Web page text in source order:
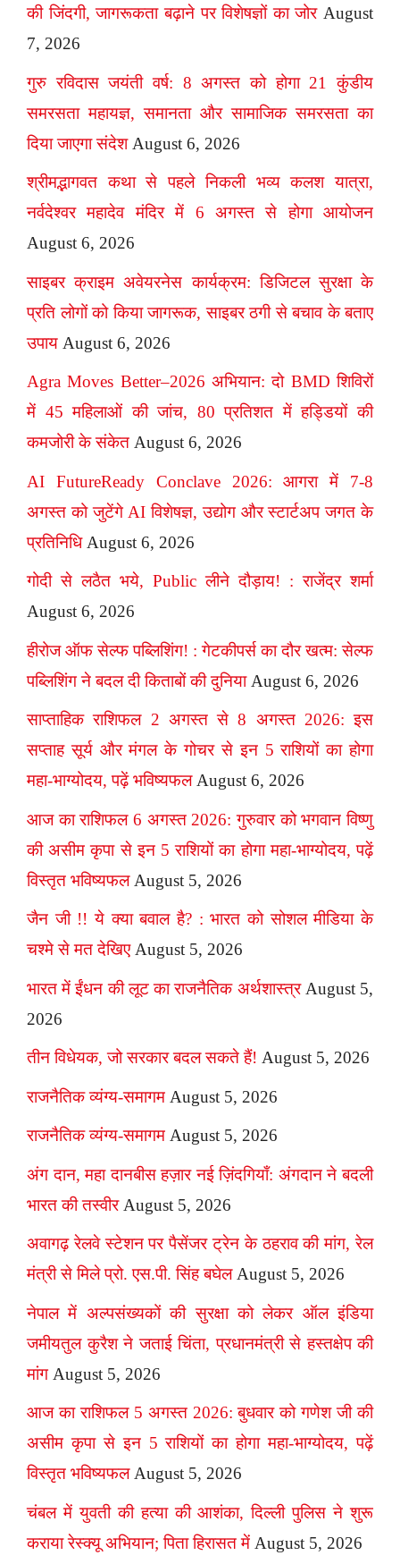
की जिंदगी, जागरूकता बढ़ाने पर विशेषज्ञों का जोर August
7, 2026
गुरु रविदास जयंती वर्ष: 8 अगस्त को होगा 21 कुंडीय
समरसता महायज्ञ, समानता और सामाजिक समरसता का
दिया जाएगा संदेश August 6, 2026
श्रीमद्भागवत कथा से पहले निकली भव्य कलश यात्रा,
नर्वदेश्वर महादेव मंदिर में 6 अगस्त से होगा आयोजन
August 6, 2026
साइबर क्राइम अवेयरनेस कार्यक्रम: डिजिटल सुरक्षा के
प्रति लोगों को किया जागरूक, साइबर ठगी से बचाव के बताए
उपाय August 6, 2026
Agra Moves Better–2026 अभियान: दो BMD शिविरों
में 45 महिलाओं की जांच, 80 प्रतिशत में हड्डियों की
कमजोरी के संकेत August 6, 2026
AI FutureReady Conclave 2026: आगरा में 7-8
अगस्त को जुटेंगे AI विशेषज्ञ, उद्योग और स्टार्टअप जगत के
प्रतिनिधि August 6, 2026
गोदी से लठैत भये, Public लीने दौड़ाय! : राजेंद्र शर्मा
August 6, 2026
हीरोज ऑफ सेल्फ पब्लिशिंग! : गेटकीपर्स का दौर खत्म: सेल्फ
पब्लिशिंग ने बदल दी किताबों की दुनिया August 6, 2026
साप्ताहिक राशिफल 2 अगस्त से 8 अगस्त 2026: इस
सप्ताह सूर्य और मंगल के गोचर से इन 5 राशियों का होगा
महा-भाग्योदय, पढ़ें भविष्यफल August 6, 2026
आज का राशिफल 6 अगस्त 2026: गुरुवार को भगवान विष्णु
की असीम कृपा से इन 5 राशियों का होगा महा-भाग्योदय, पढ़ें
विस्तृत भविष्यफल August 5, 2026
जैन जी !! ये क्या बवाल है? : भारत को सोशल मीडिया के
चश्मे से मत देखिए August 5, 2026
भारत में ईंधन की लूट का राजनैतिक अर्थशास्त्र August 5,
2026
तीन विधेयक, जो सरकार बदल सकते हैं! August 5, 2026
राजनैतिक व्यंग्य-समागम August 5, 2026
राजनैतिक व्यंग्य-समागम August 5, 2026
अंग दान, महा दानबीस हज़ार नई ज़िंदगियाँ: अंगदान ने बदली
भारत की तस्वीर August 5, 2026
अवागढ़ रेलवे स्टेशन पर पैसेंजर ट्रेन के ठहराव की मांग, रेल
मंत्री से मिले प्रो. एस.पी. सिंह बघेल August 5, 2026
नेपाल में अल्पसंख्यकों की सुरक्षा को लेकर ऑल इंडिया
जमीयतुल कुरैश ने जताई चिंता, प्रधानमंत्री से हस्तक्षेप की
मांग August 5, 2026
आज का राशिफल 5 अगस्त 2026: बुधवार को गणेश जी की
असीम कृपा से इन 5 राशियों का होगा महा-भाग्योदय, पढ़ें
विस्तृत भविष्यफल August 5, 2026
चंबल में युवती की हत्या की आशंका, दिल्ली पुलिस ने शुरू
कराया रेस्क्यू अभियान; पिता हिरासत में August 5, 2026